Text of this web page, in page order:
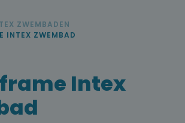
ZWEMBADEN
INTEX ZWEMBAD
Intex